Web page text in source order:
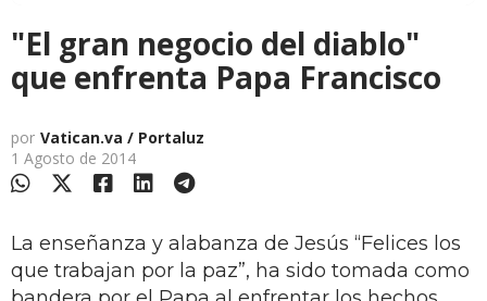
"El gran negocio del diablo"
que enfrenta Papa Francisco
por Vatican.va / Portaluz
1 Agosto de 2014
La enseñanza y alabanza de Jesús “Felices los
que trabajan por la paz”, ha sido tomada como